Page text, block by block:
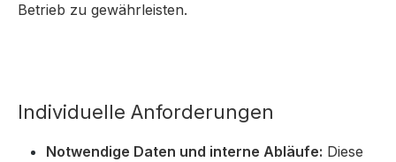
Betrieb zu gewährleisten.
Individuelle Anforderungen
Notwendige Daten und interne Abläufe: Diese